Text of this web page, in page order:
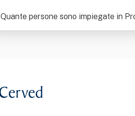
Quante persone sono impiegate in